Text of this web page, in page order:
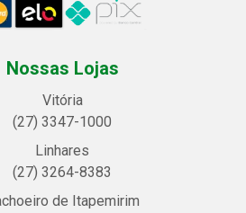
Nossas Lojas
Vitória
(27) 3347-1000
Linhares
(27) 3264-8383
de Itapemirim